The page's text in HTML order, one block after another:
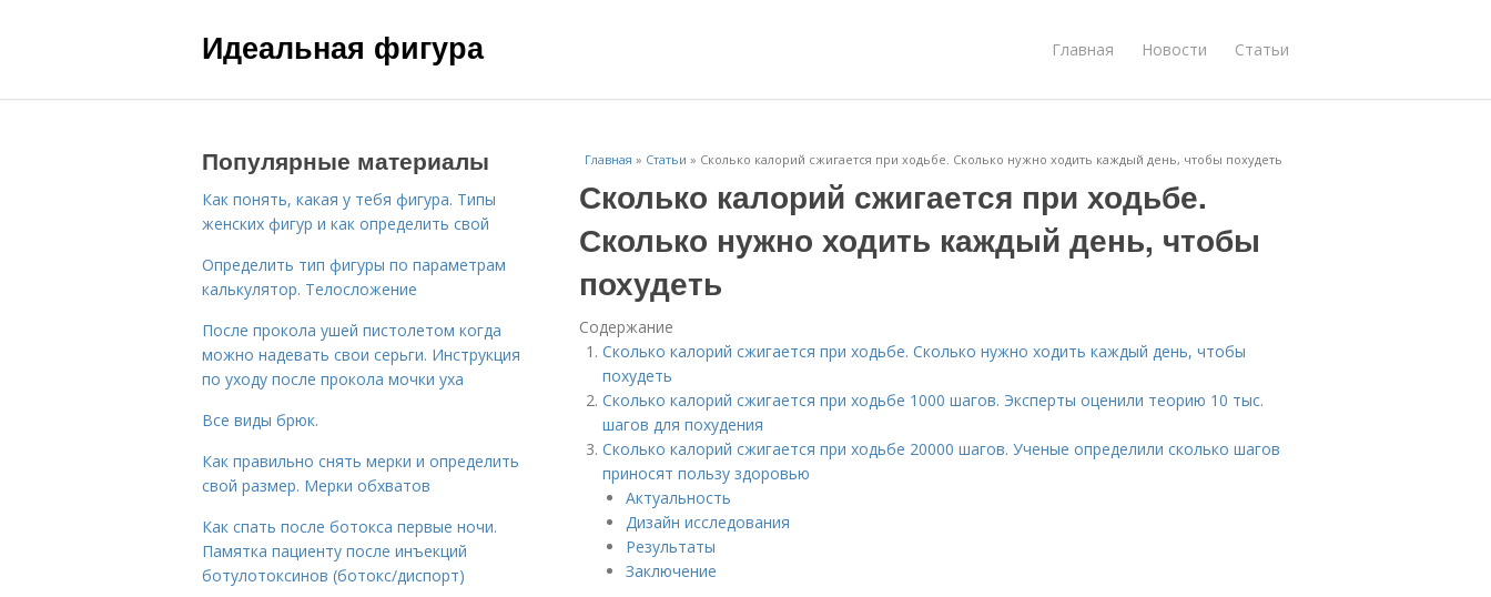
Идеальная фигура Главная Новости Статьи
Главная » Статьи » Сколько калорий сжигается при ходьбе. Сколько нужно ходить каждый день, чтобы похудеть
Сколько калорий сжигается при ходьбе.
Сколько нужно ходить каждый день, чтобы
похудеть
Содержание
Сколько калорий сжигается при ходьбе. Сколько нужно ходить каждый день, чтобы
похудеть
Сколько калорий сжигается при ходьбе 1000 шагов. Эксперты оценили теорию 10 тыс.
шагов для похудения
Сколько калорий сжигается при ходьбе 20000 шагов. Ученые определили сколько шагов
приносят пользу здоровью
Актуальность
Дизайн исследования
Результаты
Заключение
Популярные материалы
Как понять, какая у тебя фигура. Типы
женских фигур и как определить свой
Определить тип фигуры по параметрам
калькулятор. Телосложение
После прокола ушей пистолетом когда
можно надевать свои серьги. Инструкция
по уходу после прокола мочки уха
Все виды брюк.
Как правильно снять мерки и определить
свой размер. Мерки обхватов
Как спать после ботокса первые ночи.
Памятка пациенту после инъекций
ботулотоксинов (ботокс/диспорт)